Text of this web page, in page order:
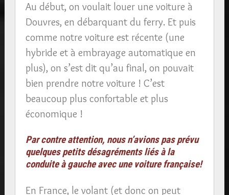
Au début, on voulait louer une voiture à
Douvres, en débarquant du ferry. Et puis
comme notre voiture est récente (une
hybride et à embrayage automatique en
plus), on s’est dit qu’au final, on pouvait
bien prendre notre voiture ! C’est
beaucoup plus confortable et plus
économique !
Par contre attention, nous n’avions pas prévu
quelques petits désagréments liés à la
conduite à gauche avec une voiture française!
En France, le volant (et donc on peut